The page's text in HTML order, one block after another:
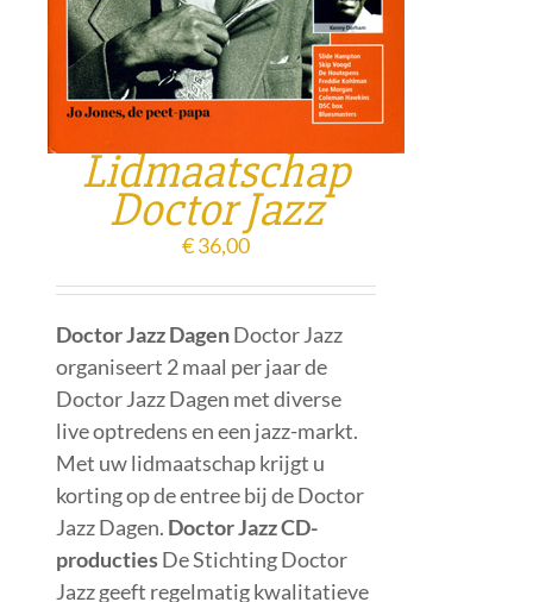
Lidmaatschap
Doctor Jazz
€36,00
Doctor Jazz DagenDoctor Jazz
organiseert 2 maal per jaar de
Doctor Jazz Dagen met diverse
live optredens en een jazz-markt.
Met uw lidmaatschap krijgt u
korting op de entree bij de Doctor
Jazz Dagen. Doctor Jazz CD-
productiesDe Stichting Doctor
Jazz geeft regelmatig kwalitatieve